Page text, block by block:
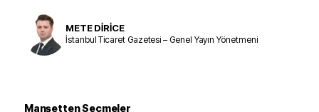
METE DİRİCE
İstanbul Ticaret Gazetesi – Genel Yayın Yönetmeni
Manşetten Seçmeler